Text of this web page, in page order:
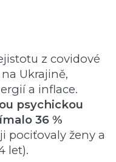
z covidové
Ukrajině,
a inflace.
psychickou
36 %
pociťovaly ženy a
let).